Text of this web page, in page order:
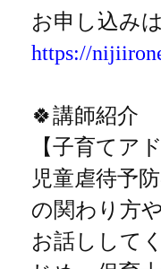
お申し込み
https://
🍀講師紹介
【子育てア
児童虐待予
の関わり方
お話しして